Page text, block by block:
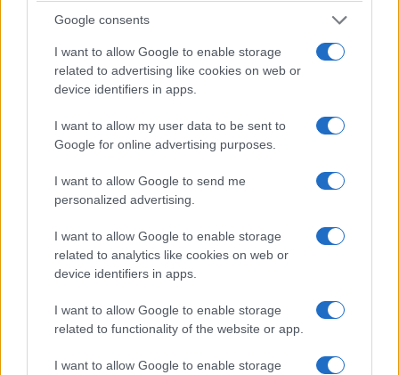
Google consents
I want to allow Google to enable storage
related to advertising like cookies on web or
device identifiers in apps.
I want to allow my user data to be sent to
Google for online advertising purposes.
I want to allow Google to send me
personalized advertising.
I want to allow Google to enable storage
related to analytics like cookies on web or
device identifiers in apps.
I want to allow Google to enable storage
related to functionality of the website or app.
I want to allow Google to enable storage